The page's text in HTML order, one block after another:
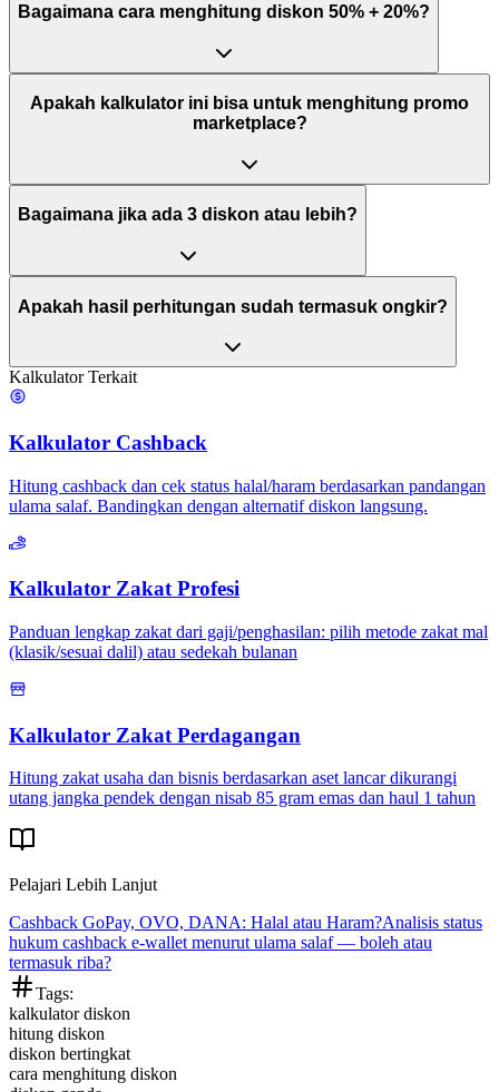
Bagaimana cara menghitung diskon 50% + 20%?
Apakah kalkulator ini bisa untuk menghitung promo
marketplace?
Bagaimana jika ada 3 diskon atau lebih?
Apakah hasil perhitungan sudah termasuk ongkir?
Kalkulator Terkait
Kalkulator Cashback
Hitung cashback dan cek status halal/haram berdasarkan pandangan
ulama salaf. Bandingkan dengan alternatif diskon langsung.
Kalkulator Zakat Profesi
Panduan lengkap zakat dari gaji/penghasilan: pilih metode zakat mal
(klasik/sesuai dalil) atau sedekah bulanan
Kalkulator Zakat Perdagangan
Hitung zakat usaha dan bisnis berdasarkan aset lancar dikurangi
utang jangka pendek dengan nisab 85 gram emas dan haul 1 tahun
Pelajari Lebih Lanjut
Cashback GoPay, OVO, DANA: Halal atau Haram?Analisis status
hukum cashback e-wallet menurut ulama salaf — boleh atau
termasuk riba?
Tags:
kalkulator diskon
hitung diskon
diskon bertingkat
cara menghitung diskon